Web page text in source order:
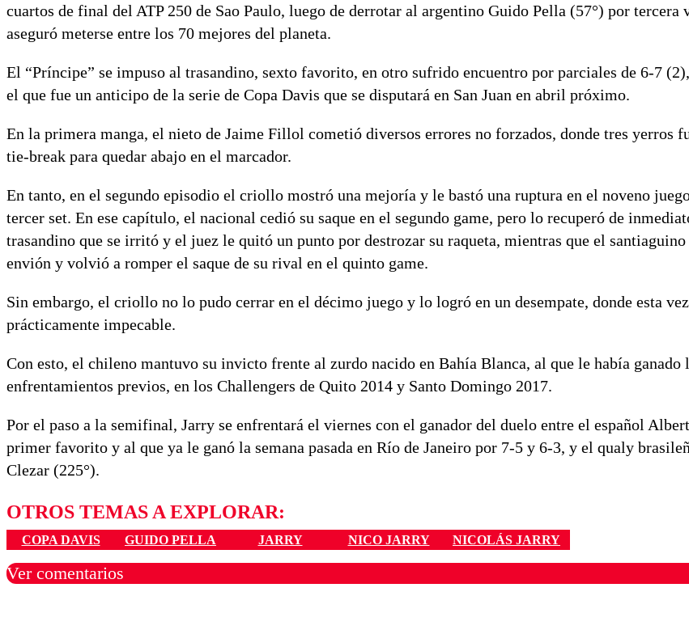
cuartos de final del ATP 250 de Sao Paulo, luego de derrotar al argentino Guido Pella (57°) por tercera
aseguró meterse entre los 70 mejores del planeta.
El “Príncipe” se impuso al trasandino, sexto favorito, en otro sufrido encuentro por parciales de 6-7
el que fue un anticipo de la serie de Copa Davis que se disputará en San Juan en abril próximo.
En la primera manga, el nieto de Jaime Fillol cometió diversos errores no forzados, donde tres yerros
tie-break para quedar abajo en el marcador.
En tanto, en el segundo episodio el criollo mostró una mejoría y le bastó una ruptura en el noveno
tercer set. En ese capítulo, el nacional cedió su saque en el segundo game, pero lo recuperó de
trasandino que se irritó y el juez le quitó un punto por destrozar su raqueta, mientras que el
envión y volvió a romper el saque de su rival en el quinto game.
Sin embargo, el criollo no lo pudo cerrar en el décimo juego y lo logró en un desempate, donde esta
prácticamente impecable.
Con esto, el chileno mantuvo su invicto frente al zurdo nacido en Bahía Blanca, al que le había ganado
enfrentamientos previos, en los Challengers de Quito 2014 y Santo Domingo 2017.
Por el paso a la semifinal, Jarry se enfrentará el viernes con el ganador del duelo entre el español
primer favorito y al que ya le ganó la semana pasada en Río de Janeiro por 7-5 y 6-3, y el qualy
Clezar (225°).
OTROS TEMAS A EXPLORAR:
COPA DAVIS GUIDO PELLA JARRY NICO JARRY NICOLÁS JARRY
Ver comentarios